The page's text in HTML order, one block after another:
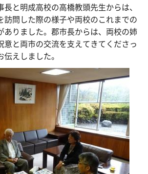
と明成高校の高橋教頭先生からは、
訪問した際の様子や両校のこれまでの
ありました。郡市長からは、両校の姉
意と両市の交流を支えてきてくださっ
えしました。